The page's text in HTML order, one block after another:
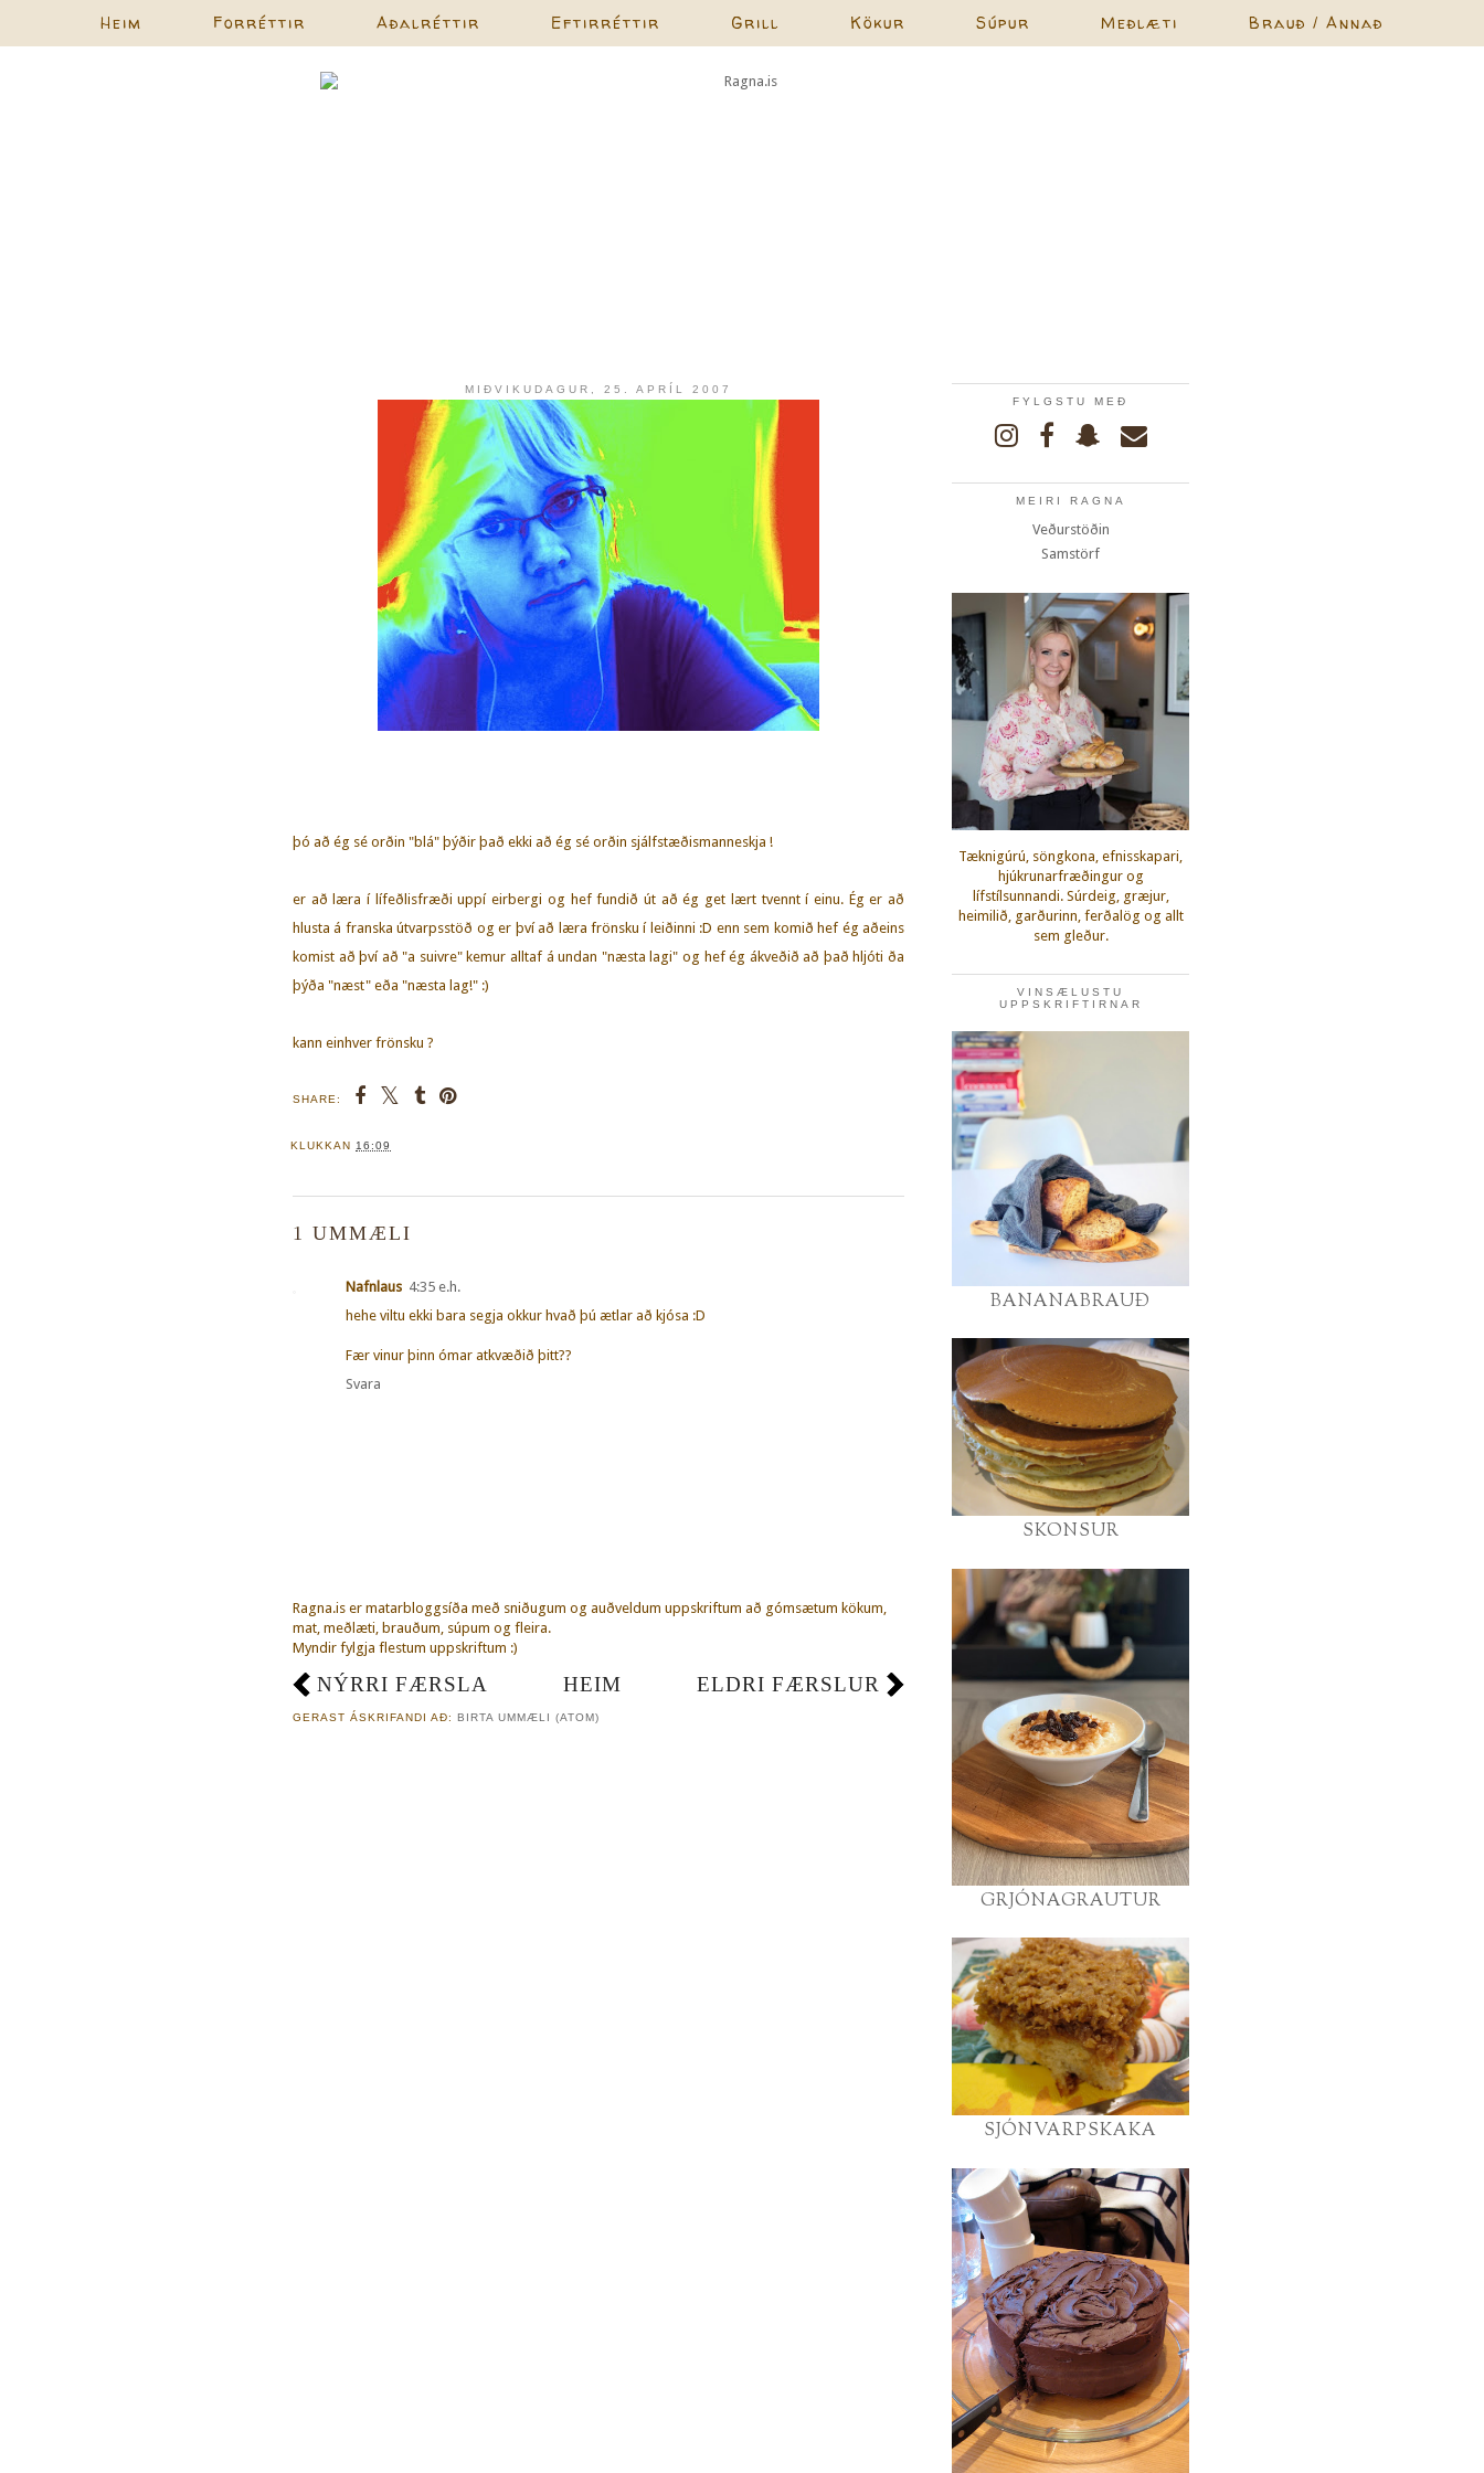
Heim Forréttir Aðalréttir Eftirréttir Grill Kökur Súpur Meðlæti Brauð / Annað
MIÐVIKUDAGUR, 25. APRÍL 2007
þó að ég sé orðin "blá" þýðir það ekki að ég sé orðin sjálfstæðismanneskja !
er að læra í lífeðlisfræði uppí eirbergi og hef fundið út að ég get lært tvennt í einu. Ég er að
hlusta á franska útvarpsstöð og er því að læra frönsku í leiðinni :D enn sem komið hef ég aðeins
komist að því að "a suivre" kemur alltaf á undan "næsta lagi" og hef ég ákveðið að það hljóti ða
þýða "næst" eða "næsta lag!" :)
kann einhver frönsku ?
SHARE:
KLUKKAN 16:09
1 UMMÆLI
Nafnlaus 4:35 e.h.
hehe viltu ekki bara segja okkur hvað þú ætlar að kjósa :D
Fær vinur þinn ómar atkvæðið þitt??
Svara
Ragna.is er matarbloggsíða með sniðugum og auðveldum uppskriftum að gómsætum kökum,
mat, meðlæti, brauðum, súpum og fleira.
Myndir fylgja flestum uppskriftum :)
NÝRRI FÆRSLA ELDRI FÆRSLUR
HEIM
GERAST ÁSKRIFANDI AÐ: BIRTA UMMÆLI (ATOM)
FYLGSTU MEÐ
MEIRI RAGNA
Veðurstöðin
Samstörf
Tæknigúrú, söngkona, efnisskapari,
hjúkrunarfræðingur og
lífstílsunnandi. Súrdeig, græjur,
heimilið, garðurinn, ferðalög og allt
sem gleður.
VINSÆLUSTU
UPPSKRIFTIRNAR
BANANABRAUÐ
SKONSUR
GRJÓNAGRAUTUR
SJÓNVARPSKAKA